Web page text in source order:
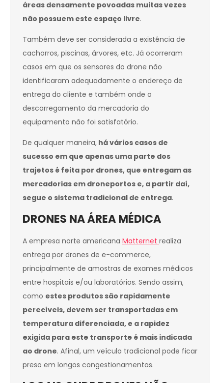
áreas densamente povoadas muitas vezes
não possuem este espaço livre.
Também deve ser considerada a existência de
cachorros, piscinas, árvores, etc. Já ocorreram
casos em que os sensores do drone não
identificaram adequadamente o endereço de
entrega do cliente e também onde o
descarregamento da mercadoria do
equipamento não foi satisfatório.
De qualquer maneira, há vários casos de
sucesso em que apenas uma parte dos
trajetos é feita por drones, que entregam as
mercadorias em droneportos e, a partir daí,
segue o sistema tradicional de entrega.
DRONES NA ÁREA MÉDICA
A empresa norte americana Matternet realiza
entrega por drones de e-commerce,
principalmente de amostras de exames médicos
entre hospitais e/ou laboratórios. Sendo assim,
como estes produtos são rapidamente
perecíveis, devem ser transportadas em
temperatura diferenciada, e a rapidez
exigida para este transporte é mais indicada
ao drone. Afinal, um veículo tradicional pode ficar
preso em longos congestionamentos.